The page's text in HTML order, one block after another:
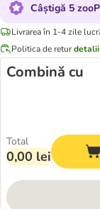
Câștigă 5
Livrarea în 1-4 zile
Politica de returdetalii
Combină cu
Total
0,00 lei